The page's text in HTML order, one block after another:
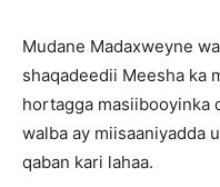
Mudane Madaxweyne
shaqadeedii Meesha ka
hortagga masiibooyinka
walba ay miisaaniyadda
qaban kari lahaa.